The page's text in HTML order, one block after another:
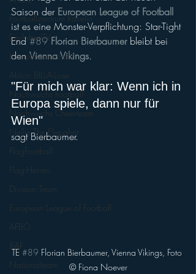
Footballzentrum Ravelin
EierlaberlTV
Kampfmannschaft
Aktion BILLA-Lose
Nachwuchs Football
Nachwuchs Cheerteam
Nellie The Elepahnt
FlagFootball
Flag-Herren
Division Team
European League of Football
AFBÖ
IFAF
Nationalteam
Saison der European League of Football
ist es eine Monster-Verpflichtung: Star-Tight
End #89 Florian Bierbaumer bleibt bei
den Vienna Vikings.
"Für mich war klar: Wenn ich in
Europa spiele, dann nur für
Wien"
sagt Bierbaumer.
TE #89 Florian Bierbaumer, Vienna Vikings, Foto
© Fiona Noever